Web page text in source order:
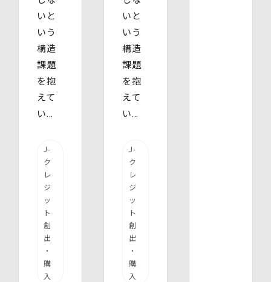
いと
いう
構造
課題
を抱
えて
い...
J-
ク
レ
ジ
ッ
ト
創
出
・
購
入
いと
いう
構造
課題
を抱
えて
い...
J-
ク
レ
ジ
ッ
ト
創
出
・
購
入